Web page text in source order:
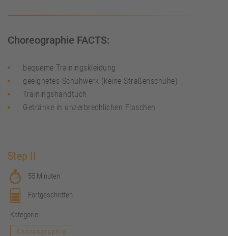
Choreographie FACTS:
bequeme Trainingskleidung
geeignetes Schuhwerk (keine Straßenschuhe)
Trainingshandtuch
Getränke in unzerbrechlichen Flaschen
Step II
55 Minuten
Fortgeschritten
Kategorie:
Choreographie